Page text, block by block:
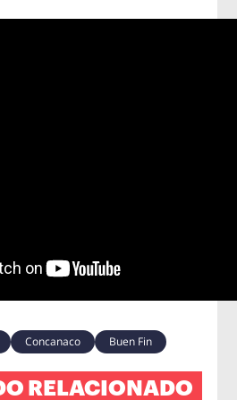
Concanaco Buen Fin
RELACIONADO